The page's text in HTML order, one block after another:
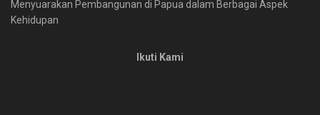
Menyuarakan Pembangunan di Papua dalam Berbagai Aspek
Kehidupan
Ikuti Kami